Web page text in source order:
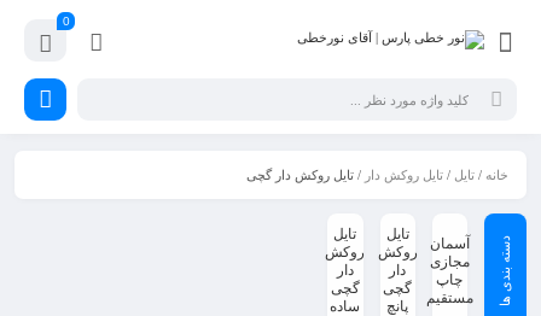
0
خانه / تایل / تایل روکش دار / تایل روکش دار گچی
آسمان
مجازی
چاپ
مستقیم
تایل
روکش
دار
گچی
پانچ
تایل
روکش
دار
گچی
ساده